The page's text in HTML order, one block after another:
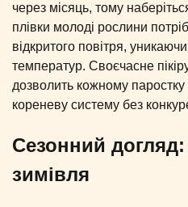
через місяць, тому
плівки молоді рослини
відкритого повітря,
температур. Своєчасне
дозволить кожному
кореневу систему без
Сезонний догляд:
зимівля